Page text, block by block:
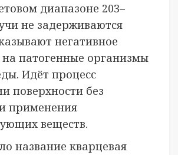
диапазоне 203–
не задерживаются
негативное
на патогенные организмы
Идёт процесс
поверхности без
применения
веществ.
название кварцевая